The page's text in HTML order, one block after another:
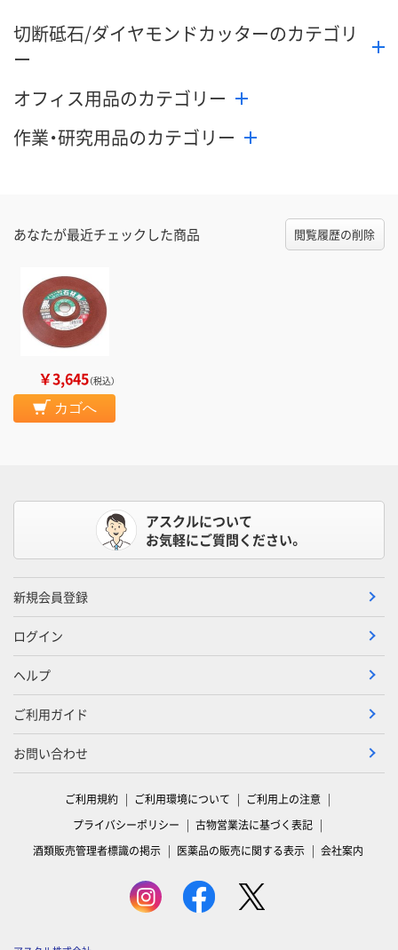
数量 数量
切断砥石/ダイヤモンドカッターのカテゴリ
ー
オフィス用品のカテゴリー
作業・研究用品のカテゴリー
あなたが最近チェックした商品 閲覧履歴の削除
￥3,645（税込）
カゴへ
アスクルについて
お気軽にご質問ください。
新規会員登録
ログイン
ヘルプ
ご利用ガイド
お問い合わせ
ご利用規約 ご利用環境について
ご利用上の注意
プライバシーポリシー
古物営業法に基づく表記
酒類販売管理者標識の掲示
医薬品の販売に関する表示 会社案内